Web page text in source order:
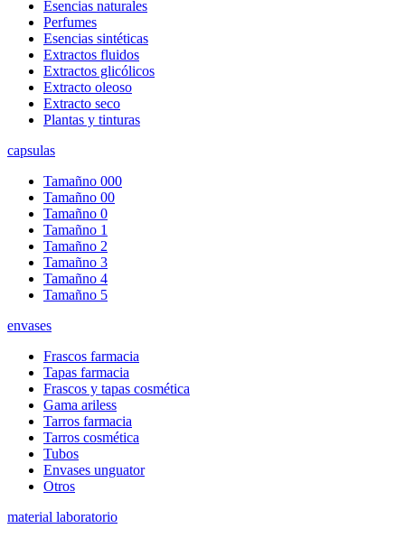
Esencias naturales
Perfumes
Esencias sintéticas
Extractos fluidos
Extractos glicólicos
Extracto oleoso
Extracto seco
Plantas y tinturas
capsulas
Tamañno 000
Tamañno 00
Tamañno 0
Tamañno 1
Tamañno 2
Tamañno 3
Tamañno 4
Tamañno 5
envases
Frascos farmacia
Tapas farmacia
Frascos y tapas cosmética
Gama ariless
Tarros farmacia
Tarros cosmética
Tubos
Envases unguator
Otros
material laboratorio